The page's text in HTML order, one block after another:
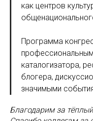
как центров
Программа
каталогизатора,
блогера,
значимыми
Благодарим за